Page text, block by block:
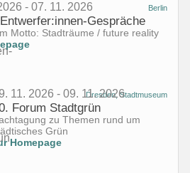
- 07. 11. 2026
Gespräche
Motto: Stadträume / future reality
Berlin
11. 2026 - 09. 11. 2026
Forum Stadtgrün
zu Themen rund um
Grün
Homepage
Dresden, Stadtmuseum